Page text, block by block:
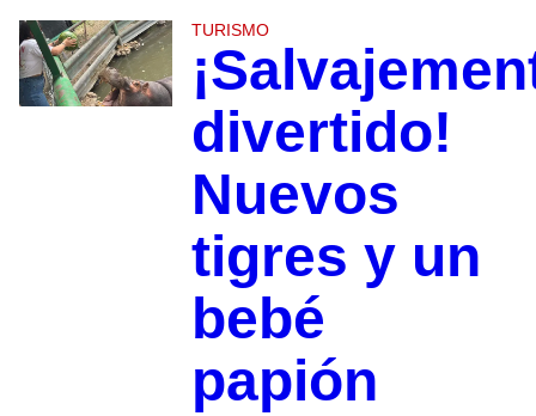
TURISMO
divertido!
Nuevos
tigres y un
bebé
papión